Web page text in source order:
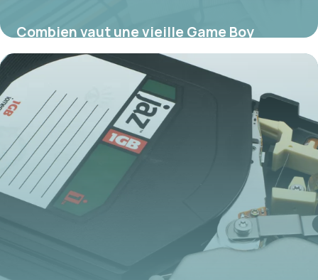
Combien vaut une vieille Game Boy
aujourd’hui ?
17 juillet 2026